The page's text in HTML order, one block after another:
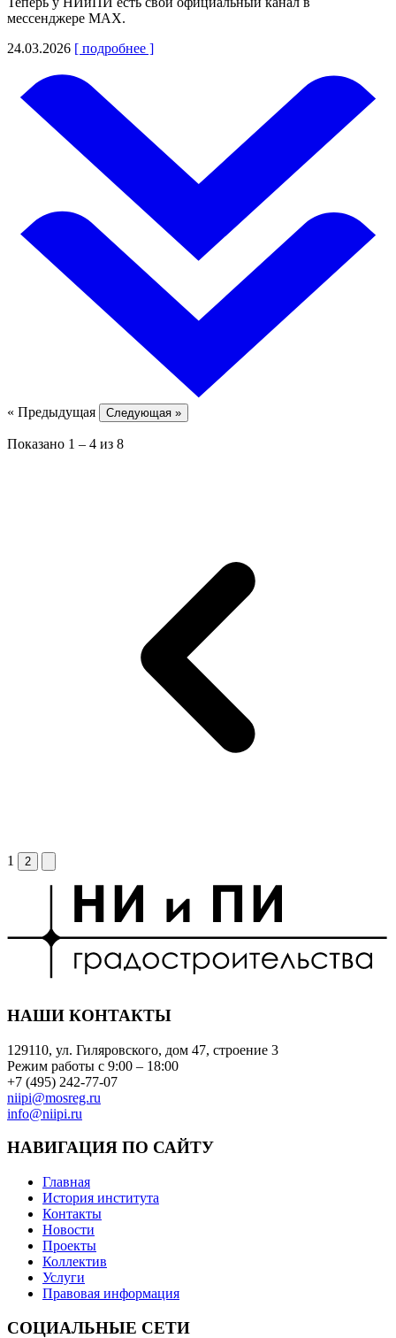
мессенджере MAX.
24.03.2026 [ подробнее ]
« Предыдущая Следующая »
Показано 1 – 4 из 8
1 2
НАШИ КОНТАКТЫ
129110, ул. Гиляровского, дом 47, строение 3
Режим работы с 9:00 – 18:00
+7 (495) 242-77-07
niipi@mosreg.ru
info@niipi.ru
НАВИГАЦИЯ ПО САЙТУ
Главная
История института
Контакты
Новости
Проекты
Коллектив
Услуги
Правовая информация
СОЦИАЛЬНЫЕ СЕТИ